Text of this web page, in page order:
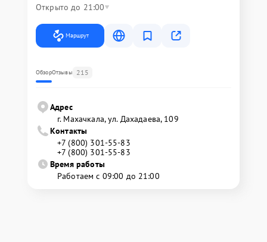
Открыто до 21:00
Маршрут
ОбзорОтзывы 215
Адрес
г. Махачкала, ул. Дахадаева, 109
Контакты
+7 (800) 301-55-83
+7 (800) 301-55-83
Время работы
Работаем с 09:00 до 21:00